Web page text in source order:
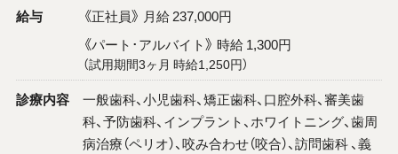
給与
《正社員》 月給 237,000円
《パート･アルバイト》 時給 1,300円
（試用期間3ヶ月 時給1,250円）
診療内容
一般歯科、小児歯科、矯正歯科、口腔外科、審美歯
科、予防歯科、インプラント、ホワイトニング、歯周
病治療（ペリオ）、咬み合わせ（咬合）、訪問歯科 、義